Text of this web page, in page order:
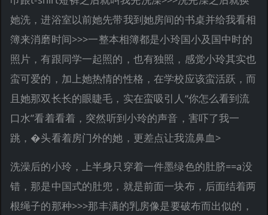
她洗，进浴室以前她先带我到她房间的书桌并给我看相
簿来消磨时间>>>一整本相簿都是小玲国小及国中时的
照片，有跟同学一起照的，也有独照，感觉小玲其实也
蛮可爱的，加上她热情的性格，在学校应该蛮活跃，而
且她那双长长的眼睫毛，实在蛮吸引人“你怎么看到流
口水”看着看着，突然听到小玲的声音，害吓了我一
跳，�头看着房门外的她，更差点让我流鼻血>
洗澡后的小玲，上半身只穿着一件墨绿色的肚脐==a没
错，那是中国式的肚兜，就是前面一块布，后面结着两
根绳子的那种>>>那丰满的乳房像是要破布而出似的，